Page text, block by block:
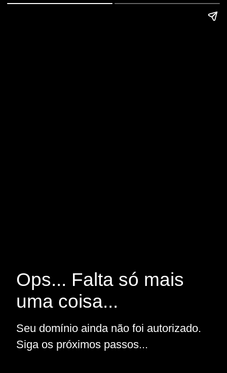
Ops... Falta só mais
uma coisa...
Seu domínio ainda não foi autorizado.
Siga os próximos passos...